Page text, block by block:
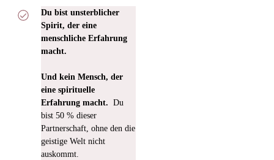
Du bist unsterblicher
Spirit, der eine
menschliche Erfahrung
macht.
Und kein Mensch, der
eine spirituelle
Erfahrung macht. Du
bist 50 % dieser
Partnerschaft, ohne den die
geistige Welt nicht
auskommt.